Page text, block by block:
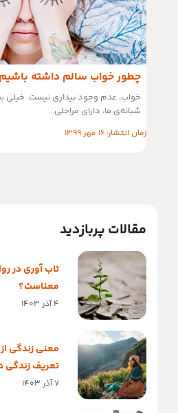
چطور خواب سالم داشته
خواب، عدم وجود بیداری نیست. خیلی
شبانه‌ی ما، دارای مراحلی...
زمان انتشار: 16 مهر 1399
مقالات پربازدید
تاب آوری در
معناست؟
4 آذر 1403
معنی زندگی
تعریف زندگی
7 آذر 1403